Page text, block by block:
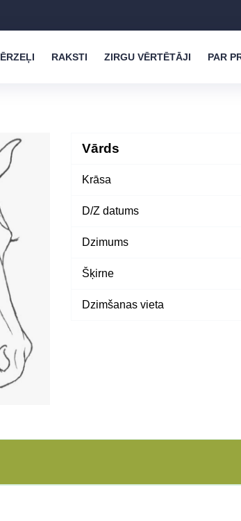
ĒRZEĻI RAKSTI ZIRGU VĒRTĒTĀJI PAR
Vārds
Krāsa
D/Z datums
Dzimums
Šķirne
Dzimšanas vieta